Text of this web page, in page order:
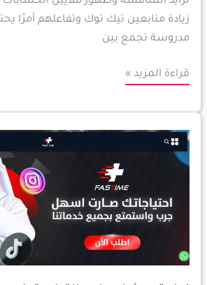
زيادة متابعين تيك توك وتفاعلهم أمرًا
مدروسة تجمع بين
قراءة المزيد »
زيادة
مشاهدات
توك
وزيادة
تيك